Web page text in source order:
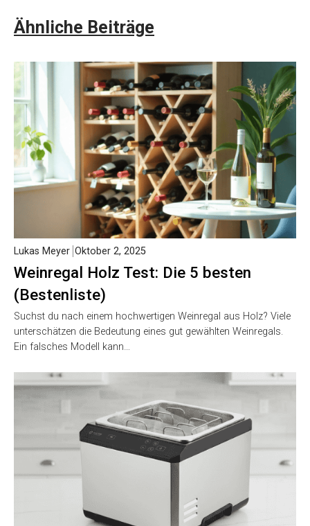
Ähnliche Beiträge
Weinregal Holz Test: Die 5 besten
(Bestenliste)
Lukas Meyer Oktober 2, 2025
Suchst du nach einem hochwertigen Weinregal aus Holz? Viele
unterschätzen die Bedeutung eines gut gewählten Weinregals.
Ein falsches Modell kann…